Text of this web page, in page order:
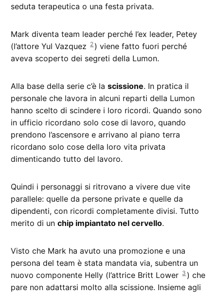
seduta terapeutica o una festa privata.
Mark diventa team leader perché l’ex leader, Petey
(l’attore Yul Vazquez 2 ) viene fatto fuori perché
aveva scoperto dei segreti della Lumon.
Alla base della serie c’è lascissione. In pratica il
personale che lavora in alcuni reparti della Lumon
hanno scelto di scindere i loro ricordi. Quando sono
in ufficio ricordano solo cose di lavoro, quando
prendono l’ascensore e arrivano al piano terra
ricordano solo cose della loro vita privata
dimenticando tutto del lavoro.
Quindi i personaggi si ritrovano a vivere due vite
parallele: quelle da persone private e quelle da
dipendenti, con ricordi completamente divisi. Tutto
merito di unchip impiantato nel cervello.
Visto che Mark ha avuto una promozione e una
persona del team è stata mandata via, subentra un
nuovo componente Helly (l’attrice Britt Lower 3 ) che
pare non adattarsi molto alla scissione. Insieme agli